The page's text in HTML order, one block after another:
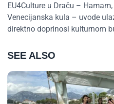
EU4Culture u Draču –
Venecijanska kula – uvode
direktno doprinosi kulturnom
SEE ALSO